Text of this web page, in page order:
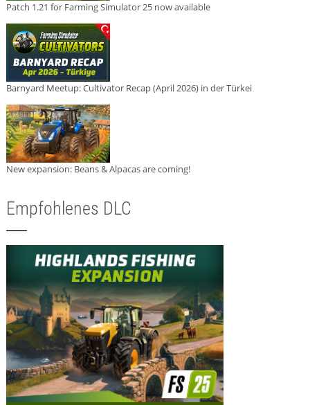
Patch 1.21 for Farming Simulator 25 now available
Barnyard Meetup: Cultivator Recap (April 2026) in der Türkei
New expansion: Beans & Alpacas are coming!
Empfohlenes DLC